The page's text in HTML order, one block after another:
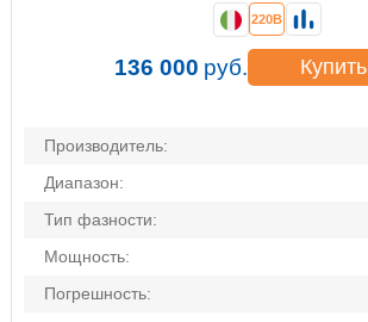
Производитель:
Диапазон:
Тип фазности:
Мощность:
Погрешность:
220В
136 000 руб. Купить